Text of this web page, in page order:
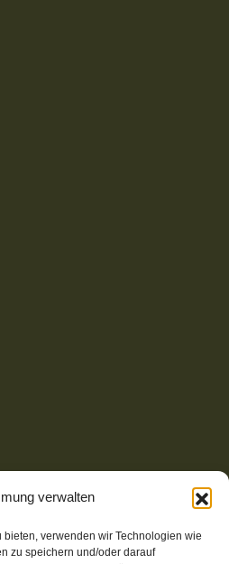
verwalten
verwenden wir Technologien wie
zu speichern und/oder darauf